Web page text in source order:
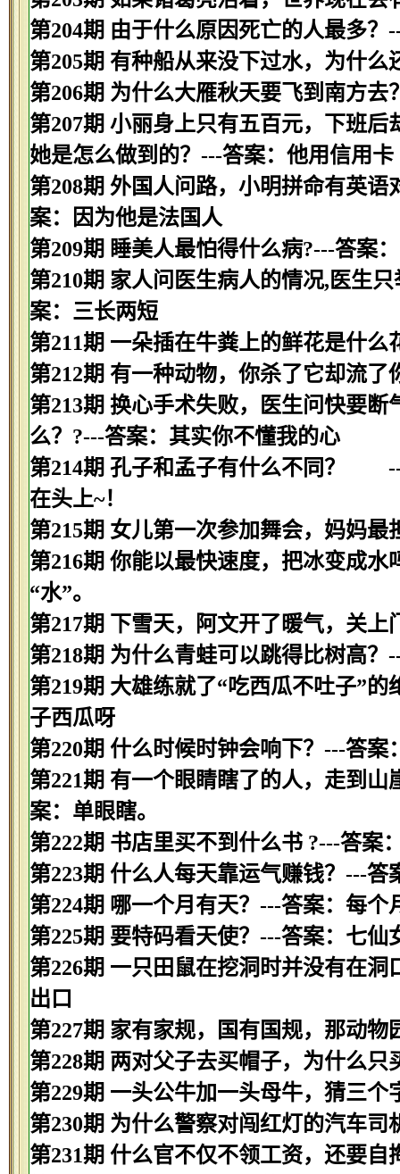
第204期 由于什么原因死亡的人最多？
第205期 有种船从来没下过水，为什
第206期 为什么大雁秋天要飞到南方去
第207期 小丽身上只有五百元，下班
她是怎么做到的？---答案：他用信用卡
第208期 外国人问路，小明拼命有英
案：因为他是法国人
第209期 睡美人最怕得什么病?---答案
第210期 家人问医生病人的情况,医生
案：三长两短
第211期 一朵插在牛粪上的鲜花是什么
第212期 有一种动物，你杀了它却流
第213期 换心手术失败，医生问快要
么？?---答案：其实你不懂我的心
第214期 孔子和孟子有什么不同？
在头上~！
第215期 女儿第一次参加舞会，妈妈
第216期 你能以最快速度，把冰变成
“水”。
第217期 下雪天，阿文开了暖气，关
第218期 为什么青蛙可以跳得比树高？
第219期 大雄练就了“吃西瓜不吐子”
子西瓜呀
第220期 什么时候时钟会响下？---答案
第221期 有一个眼睛瞎了的人，走到
案：单眼瞎。
第222期 书店里买不到什么书 ?---答案
第223期 什么人每天靠运气赚钱？---答
第224期 哪一个月有天？---答案：每个
第225期 要特码看天使？---答案：七仙
第226期 一只田鼠在挖洞时并没有在
出口
第227期 家有家规，国有国规，那动
第228期 两对父子去买帽子，为什么
第229期 一头公牛加一头母牛，猜三个
第230期 为什么警察对闯红灯的汽车
第231期 什么官不仅不领工资，还要自